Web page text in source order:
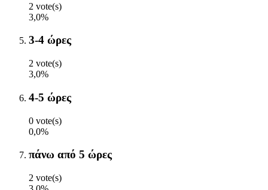
2 vote(s)
3,0%
3-4 ώρες
2 vote(s)
3,0%
4-5 ώρες
0 vote(s)
0,0%
πάνω από 5 ώρες
2 vote(s)